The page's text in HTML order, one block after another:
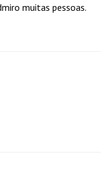
muitas pessoas.